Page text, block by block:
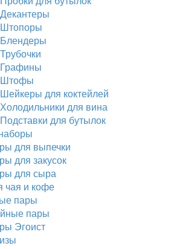
Декантеры
Штопоры
Блендеры
Трубочки
Графины
Штофы
Шейкеры для коктейлей
Холодильники для вина
Подставки для бутылок
для выпечки
для закусок
для сыра
чая и кофе
пары
пары
Эгоист